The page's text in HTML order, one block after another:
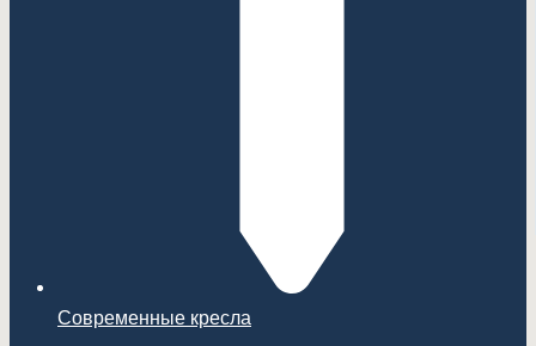
Современные кресла